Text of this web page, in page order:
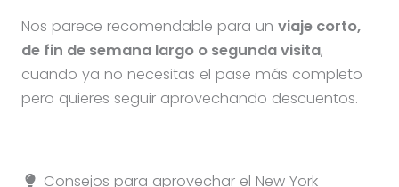
Nos parece recomendable para un viaje corto,
de fin de semana largo o segunda visita,
cuando ya no necesitas el pase más completo
pero quieres seguir aprovechando descuentos.
Consejos para aprovechar el New York